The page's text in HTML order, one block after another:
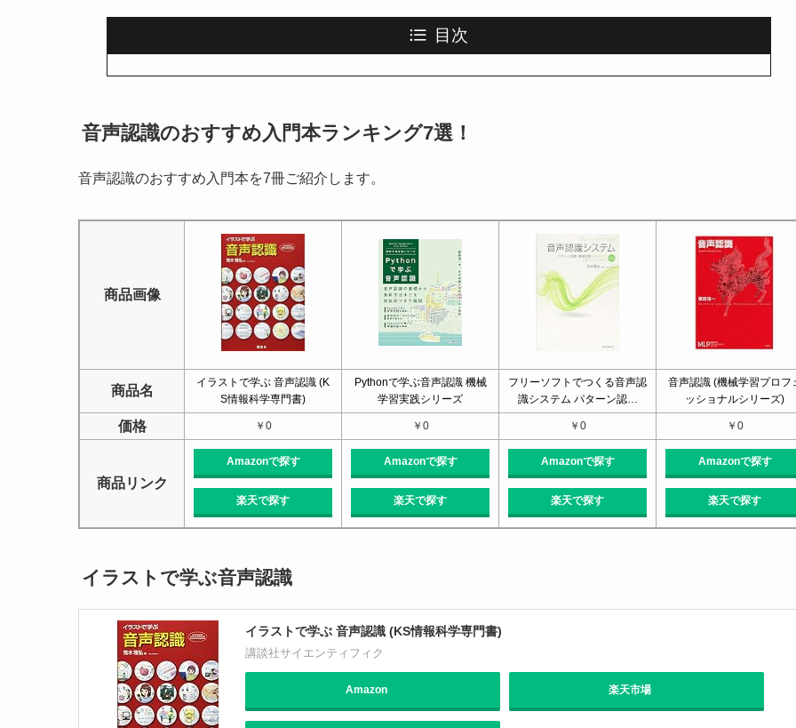
目次
音声認識のおすすめ入門本ランキング7選！
音声認識のおすすめ入門本を7冊ご紹介します。
商品画像
商品名
イラストで学ぶ 音声認識 (K
S情報科学専門書)
Pythonで学ぶ音声認識 機械
学習実践シリーズ
フリーソフトでつくる音声認
識システム パターン認…
音声認識 (機械学習プロフ
ッショナルシリーズ)
価格 ￥0 ￥0 ￥0 ￥0
商品リンク
Amazonで探す
楽天で探す
Amazonで探す
楽天で探す
Amazonで探す
楽天で探す
Amazonで探す
楽天で探す
イラストで学ぶ音声認識
イラストで学ぶ 音声認識 (KS情報科学専門書)
講談社サイエンティフィク
Amazon 楽天市場